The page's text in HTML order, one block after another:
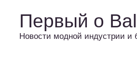
Первый о
Новости модной индустрии и